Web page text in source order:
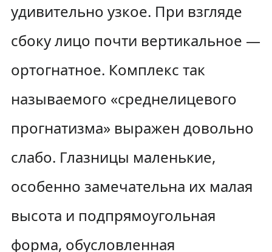
удивительно узкое. При взгляде
сбоку лицо почти вертикальное —
ортогнатное. Комплекс так
называемого «среднелицевого
прогнатизма» выражен довольно
слабо. Глазницы маленькие,
особенно замечательна их малая
высота и подпрямоугольная
форма, обусловленная